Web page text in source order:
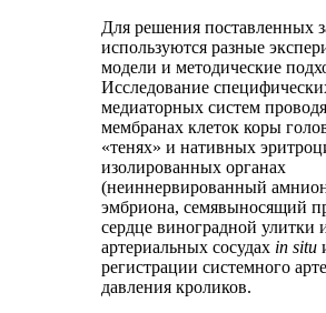
Для решения поставленных
используются разные
модели и методические
Исследование
медиаторных систем
мембранах клеток коры
«тенях» и нативных
изолированных органах
(неиннервированный
эмбриона, семявыносящий
сердце виноградной улитки
артериальных сосудах in situ
регистрации системного
давления кроликов.